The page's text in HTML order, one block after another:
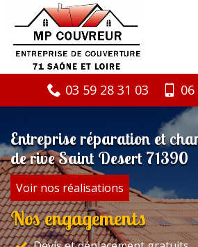
03 59 28 31 03
Entreprise réparation et
de rive Saint Desert 71390
Voir nos réalisations
Nos engagements